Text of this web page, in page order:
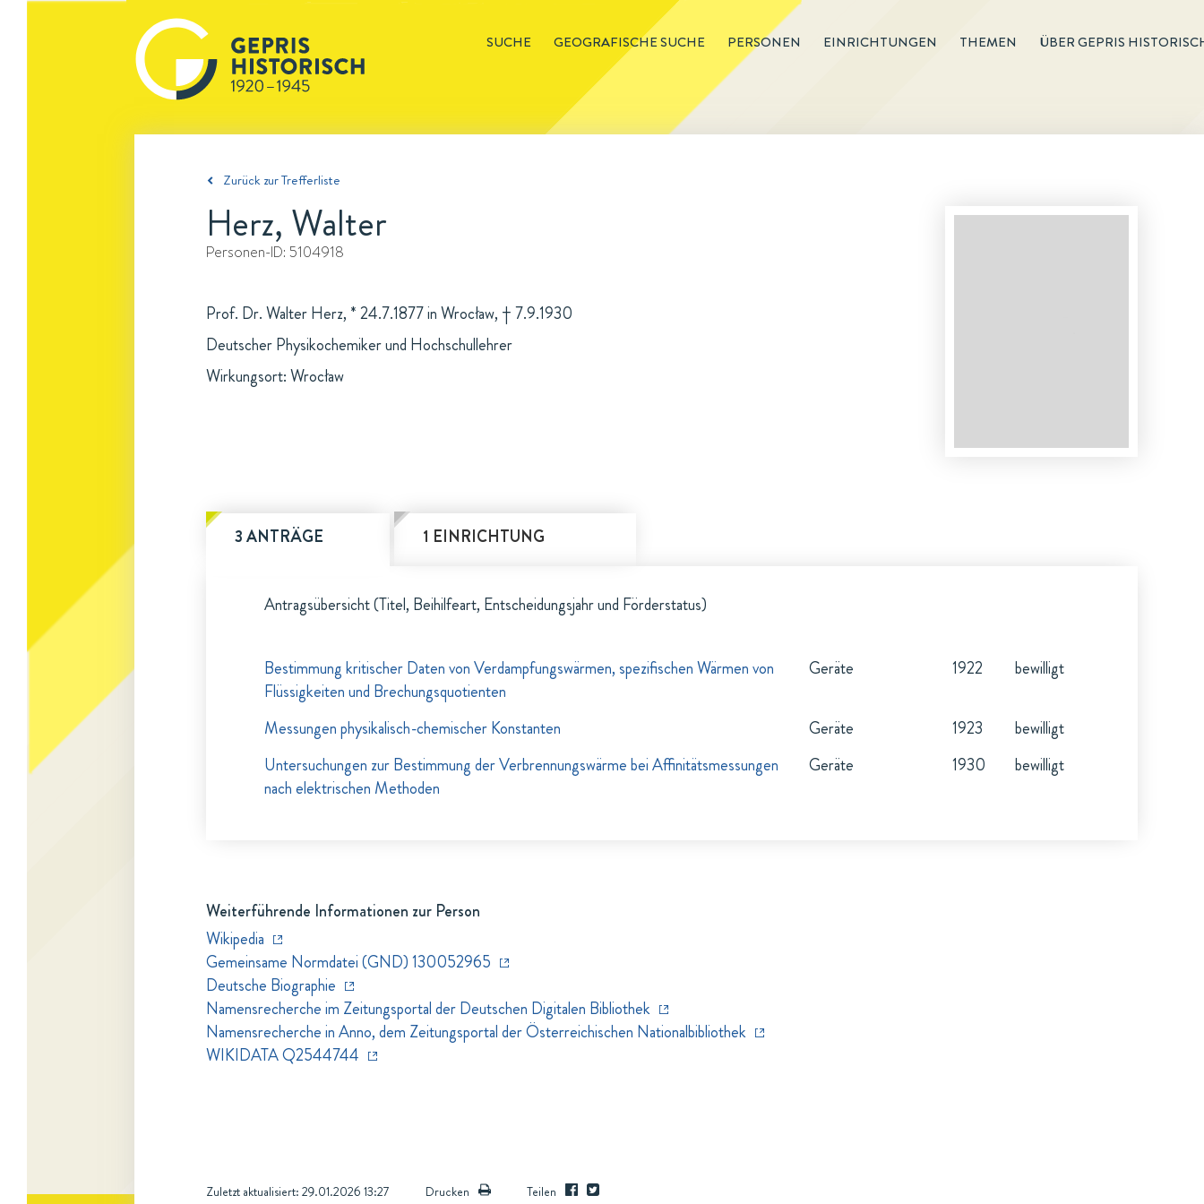
SUCHE GEOGRAFISCHE SUCHE PERSONEN EINRICHTUNGEN THEMEN ÜBER GEPRIS
Zurück zur Trefferliste
Herz, Walter
Personen-ID: 5104918
Prof. Dr. Walter Herz, * 24.7.1877 in Wrocław, † 7.9.1930
Deutscher Physikochemiker und Hochschullehrer
Wirkungsort: Wrocław
3 ANTRÄGE 1 EINRICHTUNG
Antragsübersicht (Titel, Beihilfeart, Entscheidungsjahr und Förderstatus)
Bestimmung kritischer Daten von Verdampfungswärmen, spezifischen Wärmen von
Flüssigkeiten und Brechungsquotienten
Geräte 1922 bewilligt
Messungen physikalisch-chemischer Konstanten Geräte 1923
bewilligt
Untersuchungen zur Bestimmung der Verbrennungswärme bei Affinitätsmessungen
nach elektrischen Methoden
Geräte 1930 bewilligt
Weiterführende Informationen zur Person
Wikipedia
Gemeinsame Normdatei (GND) 130052965
Deutsche Biographie
Namensrecherche im Zeitungsportal der Deutschen Digitalen Bibliothek
Namensrecherche in Anno, dem Zeitungsportal der Österreichischen Nationalbibliothek
WIKIDATA Q2544744
Zuletzt aktualisiert: 29.01.2026 13:27 Drucken Teilen